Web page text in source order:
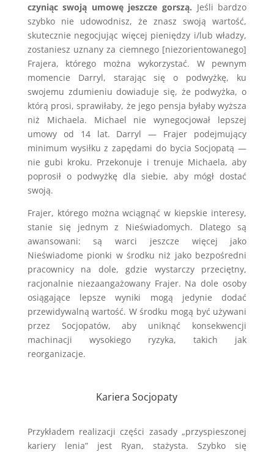
czyniąc swoją umowę jeszcze gorszą. Jeśli bardzo
szybko nie udowodnisz, że znasz swoją wartość,
skutecznie negocjując więcej pieniędzy i/lub władzy,
zostaniesz uznany za ciemnego [niezorientowanego]
Frajera, którego można wykorzystać. W pewnym
momencie Darryl, starając się o podwyżkę, ku
swojemu zdumieniu dowiaduje się, że podwyżka, o
którą prosi, sprawiłaby, że jego pensja byłaby wyższa
niż Michaela. Michael nie wynegocjował lepszej
umowy od 14 lat. Darryl — Frajer podejmujący
minimum wysiłku z zapędami do bycia Socjopatą —
nie gubi kroku. Przekonuje i trenuje Michaela, aby
poprosił o podwyżkę dla siebie, aby mógł dostać
swoją.
Frajer, którego można wciągnąć w kiepskie interesy,
stanie się jednym z Nieświadomych. Dlatego są
awansowani: są warci jeszcze więcej jako
Nieświadome pionki w środku niż jako bezpośredni
pracownicy na dole, gdzie wystarczy przeciętny,
racjonalnie niezaangażowany Frajer. Na dole osoby
osiągające lepsze wyniki mogą jedynie dodać
przewidywalną wartość. W środku mogą być używani
przez Socjopatów, aby uniknąć konsekwencji
machinacji wysokiego ryzyka, takich jak
reorganizacje.
Kariera Socjopaty
Przykładem realizacji części zasady „przyspieszonej
kariery lenia” jest Ryan, stażysta. Szybko się